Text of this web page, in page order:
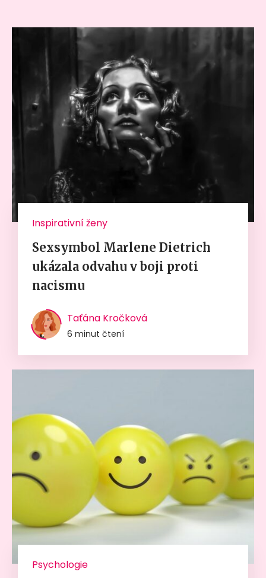
Inspirativní ženy
Sexsymbol Marlene Dietrich
ukázala odvahu v boji proti
nacismu
Taťána Kročková
6 minut čtení
Psychologie